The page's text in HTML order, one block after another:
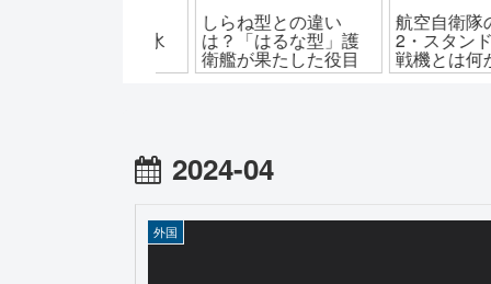
航空自衛隊のXEC-
2・スタンドオフ電子
戦機とは何か？
イギリスの
戦闘車の性能と
2024-04
外国